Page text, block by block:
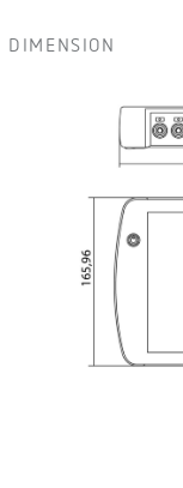
DIMENSION